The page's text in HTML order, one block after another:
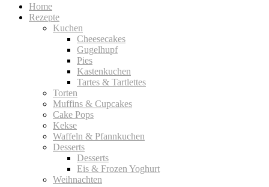
Home
Rezepte
Kuchen
Cheesecakes
Gugelhupf
Pies
Kastenkuchen
Tartes & Tartlettes
Torten
Muffins & Cupcakes
Cake Pops
Kekse
Waffeln & Pfannkuchen
Desserts
Desserts
Eis & Frozen Yoghurt
Weihnachten